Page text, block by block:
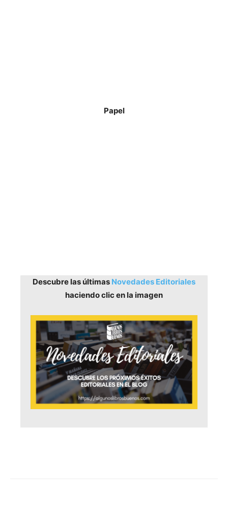
Papel
Descubre las últimas Novedades Editoriales
haciendo clic en la imagen